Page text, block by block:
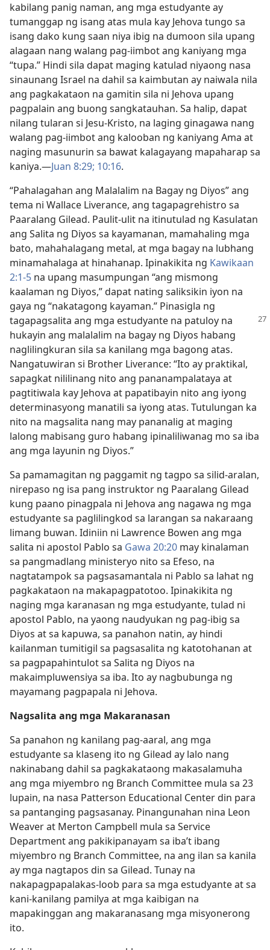
kabilang panig naman, ang mga estudyante ay
tumanggap ng isang atas mula kay Jehova tungo sa
isang dako kung saan niya ibig na dumoon sila upang
alagaan nang walang pag-iimbot ang kaniyang mga
“tupa.” Hindi sila dapat maging katulad niyaong nasa
sinaunang Israel na dahil sa kaimbutan ay naiwala nila
ang pagkakataon na gamitin sila ni Jehova upang
pagpalain ang buong sangkatauhan. Sa halip, dapat
nilang tularan si Jesu-Kristo, na laging ginagawa nang
walang pag-iimbot ang kalooban ng kaniyang Ama at
naging masunurin sa bawat kalagayang mapaharap sa
kaniya.​—Juan 8:29; 10:16.
“Pahalagahan ang Malalalim na Bagay ng Diyos” ang
tema ni Wallace Liverance, ang tagapagrehistro sa
Paaralang Gilead. Paulit-ulit na itinutulad ng Kasulatan
ang Salita ng Diyos sa kayamanan, mamahaling mga
bato, mahahalagang metal, at mga bagay na lubhang
minamahalaga at hinahanap. Ipinakikita ng Kawikaan
2:1-5 na upang masumpungan “ang mismong
kaalaman ng Diyos,” dapat nating saliksikin iyon na
gaya ng “nakatagong kayaman.” Pinasigla ng
tagapagsalita ang mga estudyante na patuloy na
hukayin ang malalalim na bagay ng Diyos habang
naglilingkuran sila sa kanilang mga bagong atas.
Nangatuwiran si Brother Liverance: “Ito ay praktikal,
sapagkat nililinang nito ang pananampalataya at
pagtitiwala kay Jehova at papatibayin nito ang iyong
determinasyong manatili sa iyong atas. Tutulungan ka
nito na magsalita nang may pananalig at maging
lalong mabisang guro habang ipinaliliwanag mo sa iba
ang mga layunin ng Diyos.”
Sa pamamagitan ng paggamit ng tagpo sa silid-aralan,
nirepaso ng isa pang instruktor ng Paaralang Gilead
kung paano pinagpala ni Jehova ang nagawa ng mga
estudyante sa paglilingkod sa larangan sa nakaraang
limang buwan. Idiniin ni Lawrence Bowen ang mga
salita ni apostol Pablo sa Gawa 20:20 may kinalaman
sa pangmadlang ministeryo nito sa Efeso, na
nagtatampok sa pagsasamantala ni Pablo sa lahat ng
pagkakataon na makapagpatotoo. Ipinakikita ng
naging mga karanasan ng mga estudyante, tulad ni
apostol Pablo, na yaong naudyukan ng pag-ibig sa
Diyos at sa kapuwa, sa panahon natin, ay hindi
kailanman tumitigil sa pagsasalita ng katotohanan at
sa pagpapahintulot sa Salita ng Diyos na
makaimpluwensiya sa iba. Ito ay nagbubunga ng
mayamang pagpapala ni Jehova.
Nagsalita ang mga Makaranasan
Sa panahon ng kanilang pag-aaral, ang mga
estudyante sa klaseng ito ng Gilead ay lalo nang
nakinabang dahil sa pagkakataong makasalamuha
ang mga miyembro ng Branch Committee mula sa 23
lupain, na nasa Patterson Educational Center din para
sa pantanging pagsasanay. Pinangunahan nina Leon
Weaver at Merton Campbell mula sa Service
Department ang pakikipanayam sa iba’t ibang
miyembro ng Branch Committee, na ang ilan sa kanila
ay mga nagtapos din sa Gilead. Tunay na
nakapagpapalakas-loob para sa mga estudyante at sa
kani-kanilang pamilya at mga kaibigan na
mapakinggan ang makaranasang mga misyonerong
ito.